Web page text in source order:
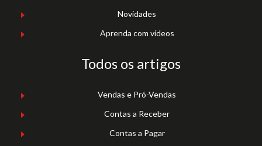
Novidades
Aprenda com vídeos
Todos os artigos
Vendas e Pró-Vendas
Contas a Receber
Contas a Pagar